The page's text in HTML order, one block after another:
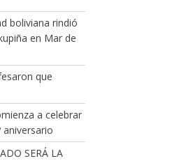
boliviana rindió
en Mar de
que
a celebrar
aniversario
SERÁ LA